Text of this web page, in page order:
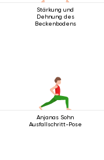
Stärkung und
Dehnung des
Beckenbodens
Anjanas Sohn
Ausfallschritt-Pose